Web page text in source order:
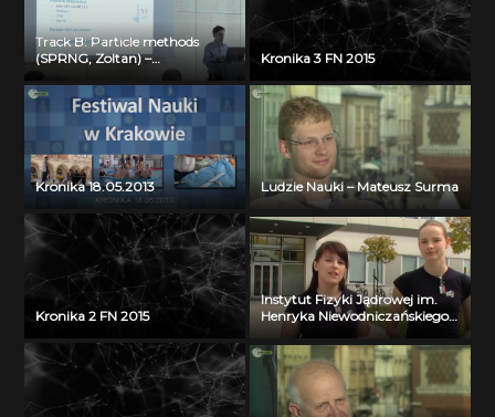
Track B: Particle methods
(SPRNG, Zoltan) –
Visualization Bartosz Borucki
(ICM UW)
Kronika 3 FN 2015
Kronika 18.05.2013 Ludzie Nauki – Mateusz Surma
Kronika 2 FN 2015
Instytut Fizyki Jądrowej im.
Henryka Niewodniczańskiego
PAN w Krakowie